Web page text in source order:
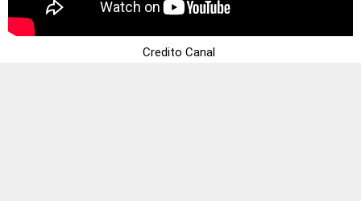
Credito Canal